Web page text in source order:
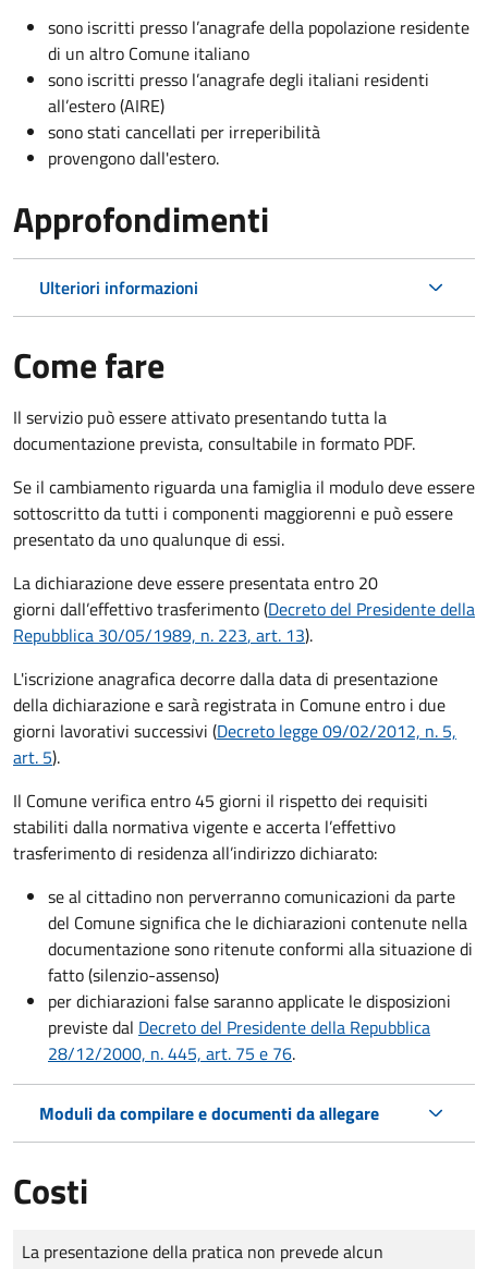
sono iscritti presso l’anagrafe della popolazione residente
di un altro Comune italiano
sono iscritti presso l’anagrafe degli italiani residenti
all’estero (AIRE)
sono stati cancellati per irreperibilità
provengono dall'estero.
Approfondimenti
Ulteriori informazioni
Come fare
Il servizio può essere attivato presentando tutta la
documentazione prevista, consultabile in formato PDF.
Se il cambiamento riguarda una famiglia il modulo deve essere
sottoscritto da tutti i componenti maggiorenni e può essere
presentato da uno qualunque di essi.
La dichiarazione deve essere presentata entro 20
giorni dall’effettivo trasferimento (Decreto del Presidente della
Repubblica 30/05/1989, n. 223, art. 13).
L'iscrizione anagrafica decorre dalla data di presentazione
della dichiarazione e sarà registrata in Comune entro i due
giorni lavorativi successivi (Decreto legge 09/02/2012, n. 5,
art. 5).
Il Comune verifica entro45 giorni il rispetto dei requisiti
stabiliti dalla normativa vigente e accerta l’effettivo
trasferimento di residenza all’indirizzo dichiarato:
se al cittadino non perverranno comunicazioni da parte
del Comune significa che le dichiarazioni contenute nella
documentazione sono ritenute conformi alla situazione di
fatto (silenzio-assenso)
per dichiarazioni false saranno applicate le disposizioni
previste dal Decreto del Presidente della Repubblica
28/12/2000, n. 445, art. 75 e 76.
Moduli da compilare e documenti da allegare
Costi
Tipo di pagamento
Importo
La presentazione della pratica non prevede alcun